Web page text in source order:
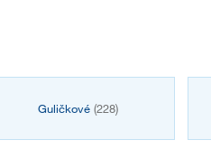
Guličkové (228)